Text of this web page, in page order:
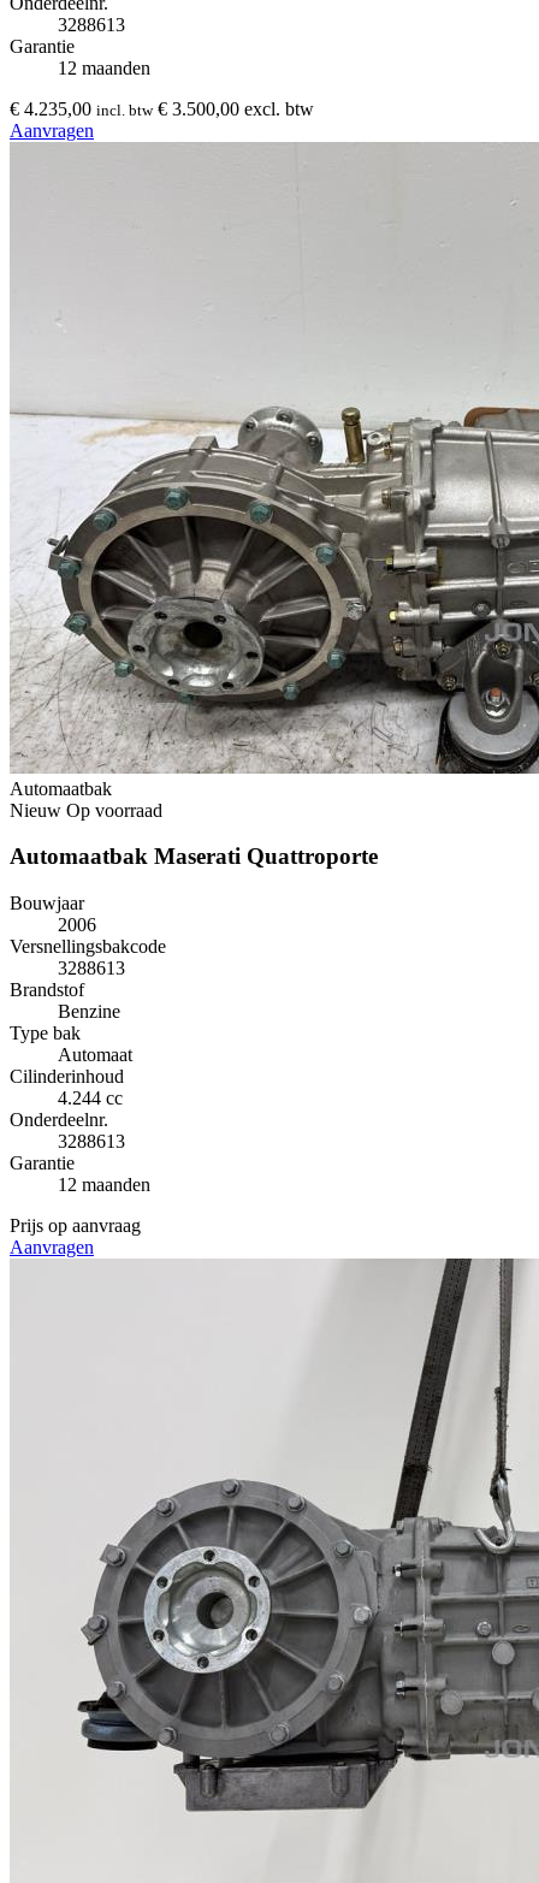
3288613
Garantie
12 maanden
€ 4.235,00 incl. btw € 3.500,00 excl. btw
Aanvragen
Automaatbak
Nieuw Op voorraad
Automaatbak Maserati Quattroporte
Bouwjaar
2006
Versnellingsbakcode
3288613
Brandstof
Benzine
Type bak
Automaat
Cilinderinhoud
4.244 cc
Onderdeelnr.
3288613
Garantie
12 maanden
Prijs op aanvraag
Aanvragen